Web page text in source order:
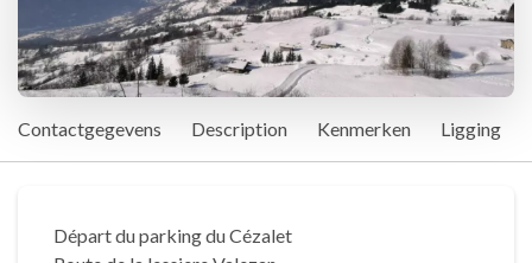
Contactgegevens Description Kenmerken Ligging
Départ du parking du Cézalet